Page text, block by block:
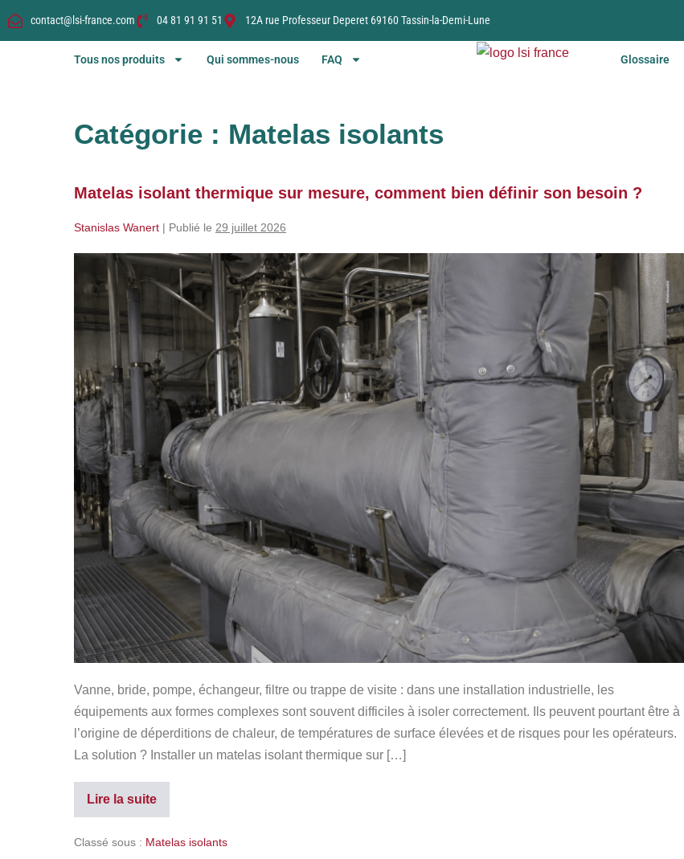
contact@lsi-france.com 04 81 91 91 51 12A rue Professeur Deperet 69160 Tassin-la-Demi-Lune
Tous nos produits Qui sommes-nous FAQ Glossaire
Catégorie : Matelas isolants
Matelas isolant thermique sur mesure, comment bien définir son besoin ?
Stanislas Wanert | Publié le 29 juillet 2026
Vanne, bride, pompe, échangeur, filtre ou trappe de visite : dans une installation industrielle, les
équipements aux formes complexes sont souvent difficiles à isoler correctement. Ils peuvent pourtant être à
l’origine de déperditions de chaleur, de températures de surface élevées et de risques pour les opérateurs.
La solution ? Installer un matelas isolant thermique sur […]
Lire la suite
Classé sous : Matelas isolants